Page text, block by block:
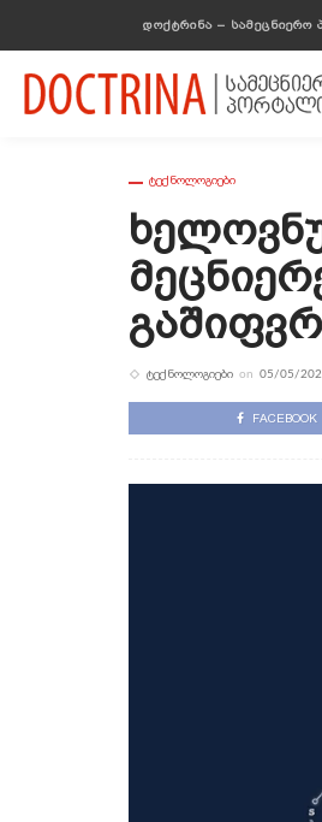
ᲓᲝᲥᲢᲠᲘᲜᲐ – ᲡᲐᲛᲔᲪᲜᲘᲔᲠᲝ
ᲢᲔᲥᲜᲝᲚᲝᲒᲘᲔᲑᲘ
ᲢᲔᲥᲜᲝᲚᲝᲒᲘᲔᲑᲘ on 05/05/
FACEBOOK